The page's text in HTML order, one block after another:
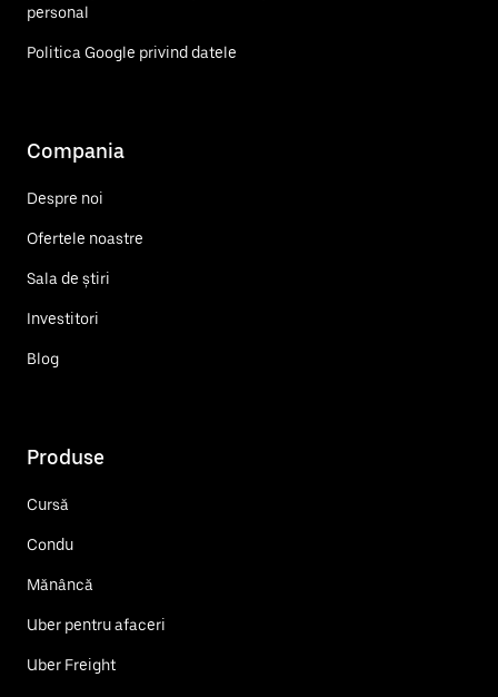
personal
Politica Google privind datele
Compania
Despre noi
Ofertele noastre
Sala de știri
Investitori
Blog
Produse
Cursă
Condu
Mănâncă
Uber pentru afaceri
Uber Freight